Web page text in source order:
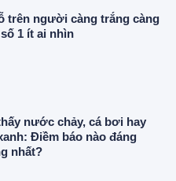
trên người càng trắng càng
1 ít ai nhìn
nước chảy, cá bơi hay
Điềm báo nào đáng
nhất?